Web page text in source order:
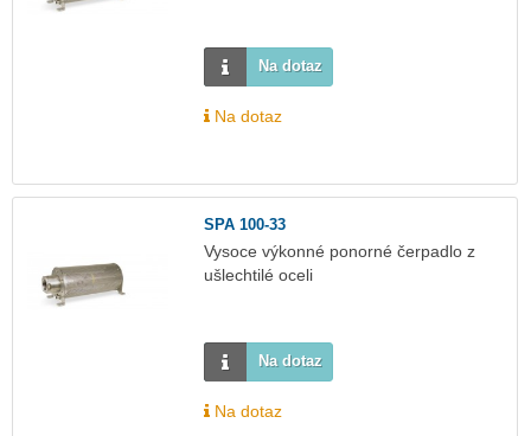
Na dotaz
Na dotaz
SPA 100-33
Vysoce výkonné ponorné čerpadlo z
ušlechtilé oceli
Na dotaz
Na dotaz